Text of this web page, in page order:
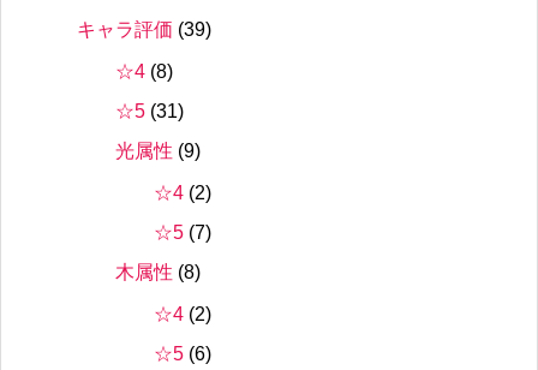
キャラ評価 (39)
☆4 (8)
☆5 (31)
光属性 (9)
☆4 (2)
☆5 (7)
木属性 (8)
☆4 (2)
☆5 (6)